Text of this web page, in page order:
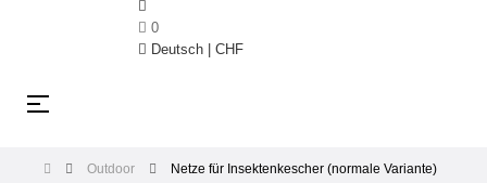
0
Deutsch | CHF
Umschalten
☰
Outdoor Netze für Insektenkescher (normale Variante)